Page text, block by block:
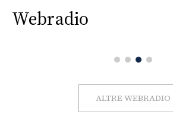
Webradio
ALTRE WEBRADIO